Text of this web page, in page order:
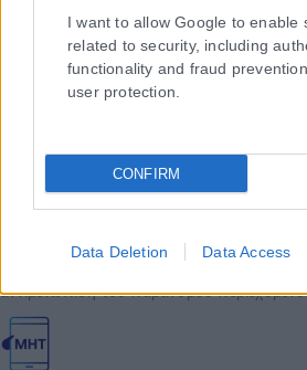
I want to allow Google to enable
related to security, including
functionality and fraud
user protection.
CONFIRM
Data Deletion Data Access
Η εταιρεία με την επωνυμία “POLITICAL
συμμορφώνονται με τη Σύσταση (ΕΕ)
αντιμετώπιση του παράνομου